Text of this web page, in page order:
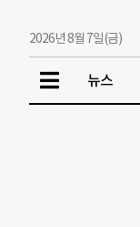
2026년 8월 7일(금)
뉴스